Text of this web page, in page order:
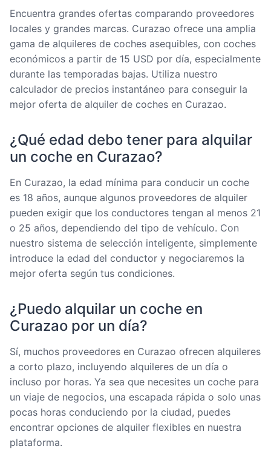
Encuentra grandes ofertas comparando proveedores
locales y grandes marcas. Curazao ofrece una amplia
gama de alquileres de coches asequibles, con coches
económicos a partir de 15 USD por día, especialmente
durante las temporadas bajas. Utiliza nuestro
calculador de precios instantáneo para conseguir la
mejor oferta de alquiler de coches en Curazao.
¿Qué edad debo tener para alquilar
un coche en Curazao?
En Curazao, la edad mínima para conducir un coche
es 18 años, aunque algunos proveedores de alquiler
pueden exigir que los conductores tengan al menos 21
o 25 años, dependiendo del tipo de vehículo. Con
nuestro sistema de selección inteligente, simplemente
introduce la edad del conductor y negociaremos la
mejor oferta según tus condiciones.
¿Puedo alquilar un coche en
Curazao por un día?
Sí, muchos proveedores en Curazao ofrecen alquileres
a corto plazo, incluyendo alquileres de un día o
incluso por horas. Ya sea que necesites un coche para
un viaje de negocios, una escapada rápida o solo unas
pocas horas conduciendo por la ciudad, puedes
encontrar opciones de alquiler flexibles en nuestra
plataforma.